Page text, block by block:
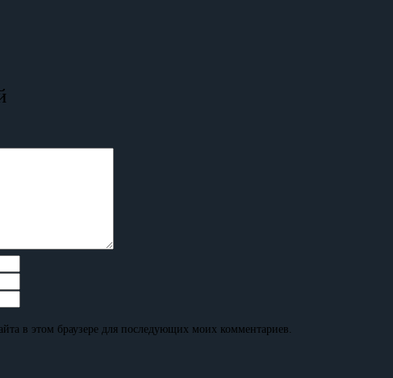
в этом браузере для последующих моих комментариев.